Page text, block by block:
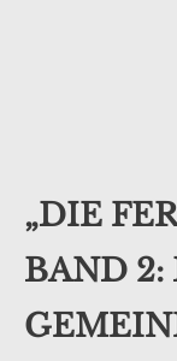
„DIE
BAND 2: